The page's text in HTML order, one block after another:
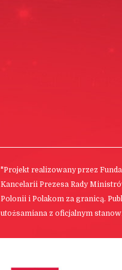
"Projekt realizowany przez
Kancelarii Prezesa Rady
Polonii i Polakom za granicą.
utożsamiana z oficjalnym